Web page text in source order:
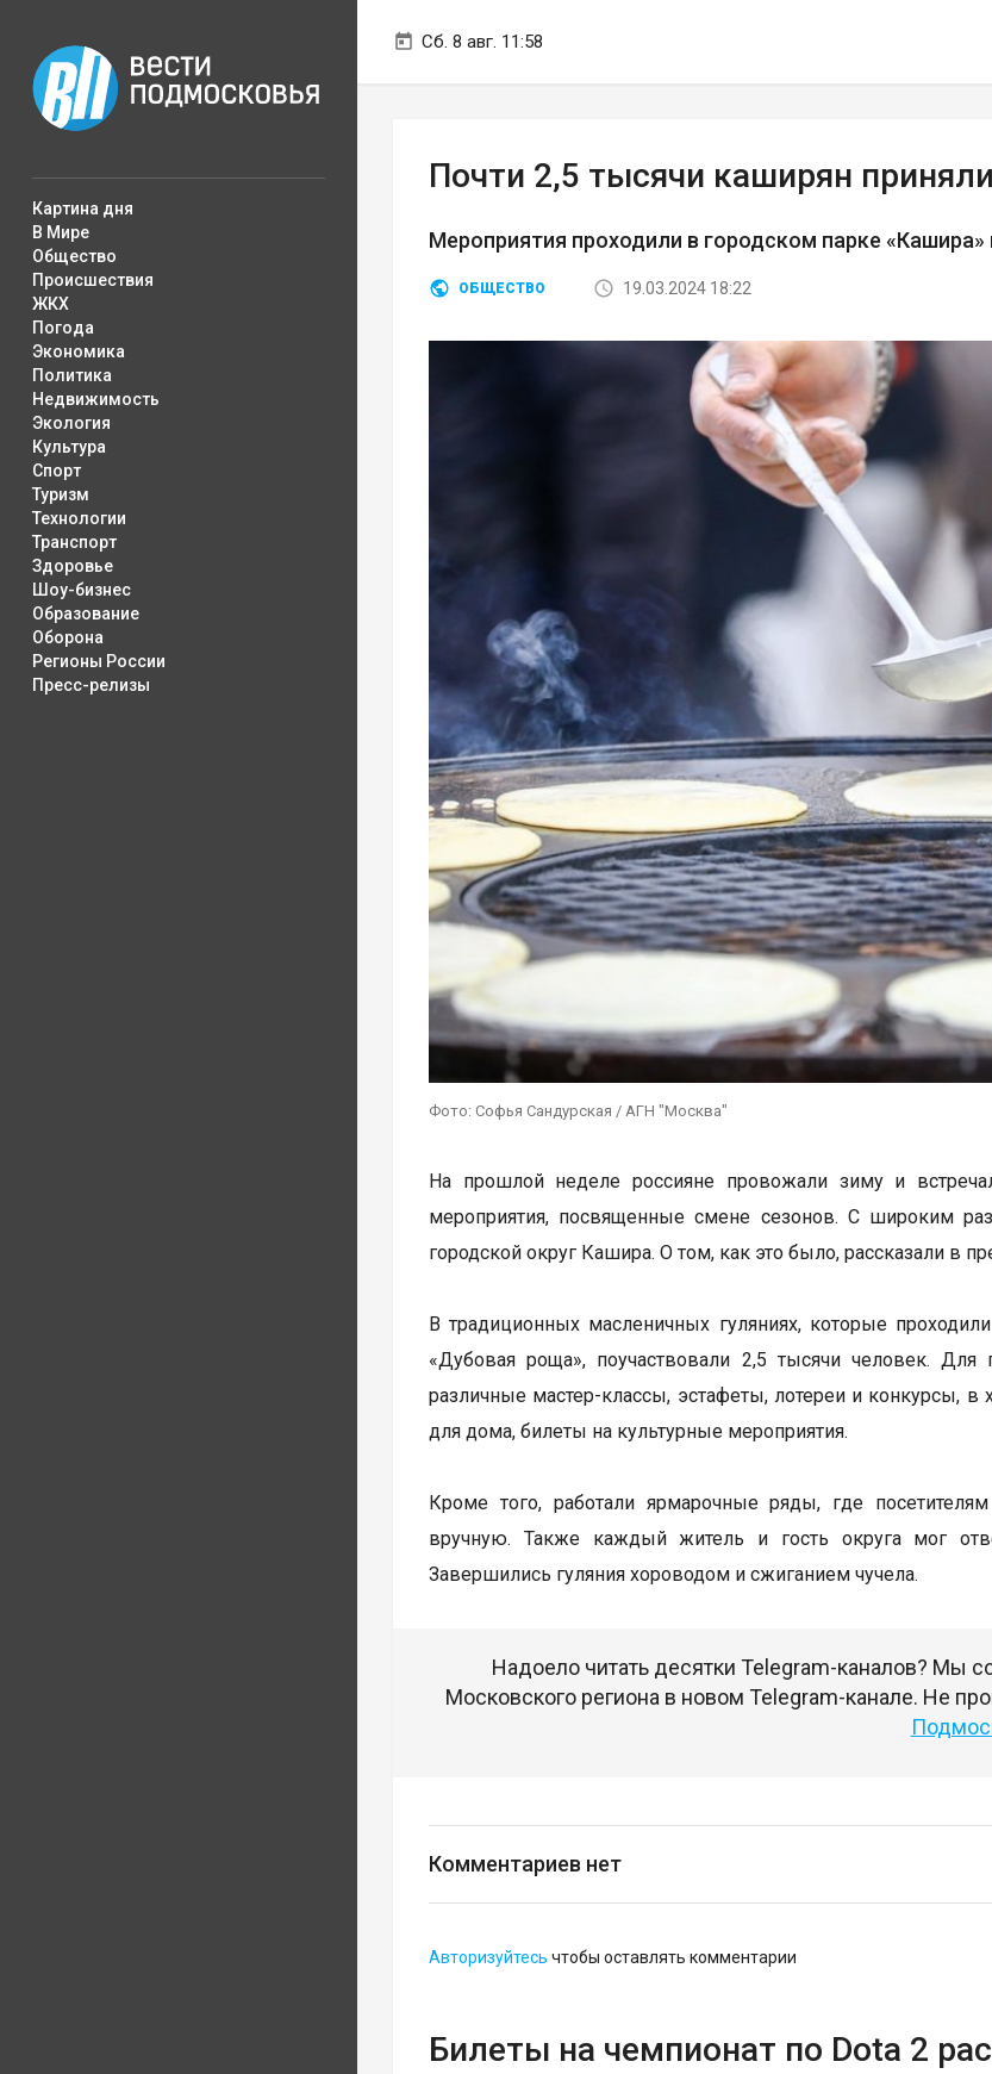
Сб. 8 авг. 11:58
Картина дня
В Мире
Общество
Происшествия
ЖКХ
Погода
Экономика
Политика
Недвижимость
Экология
Культура
Спорт
Туризм
Технологии
Транспорт
Здоровье
Шоу-бизнес
Образование
Оборона
Регионы России
Пресс-релизы
Почти 2,5 тысячи каширян
Мероприятия проходили в городском парке
ОБЩЕСТВО 19.03.2024 18:22
Фото: Софья Сандурская / АГН "Москва"
На прошлой неделе россияне провожали зиму и
мероприятия, посвященные смене сезонов. С широким
городской округ Кашира. О том, как это было, рассказали в
В традиционных масленичных гуляниях, которые
«Дубовая роща», поучаствовали 2,5 тысячи человек.
различные мастер-классы, эстафеты, лотереи и
для дома, билеты на культурные мероприятия.
Кроме того, работали ярмарочные ряды, где
вручную. Также каждый житель и гость округа мог
Завершились гуляния хороводом и сжиганием чучела.
Надоело читать десятки Telegram-каналов? Мы
Московского региона в новом Telegram-канале. Не
Комментариев нет
Авторизуйтесь чтобы оставлять комментарии
Билеты на чемпионат по Dota 2